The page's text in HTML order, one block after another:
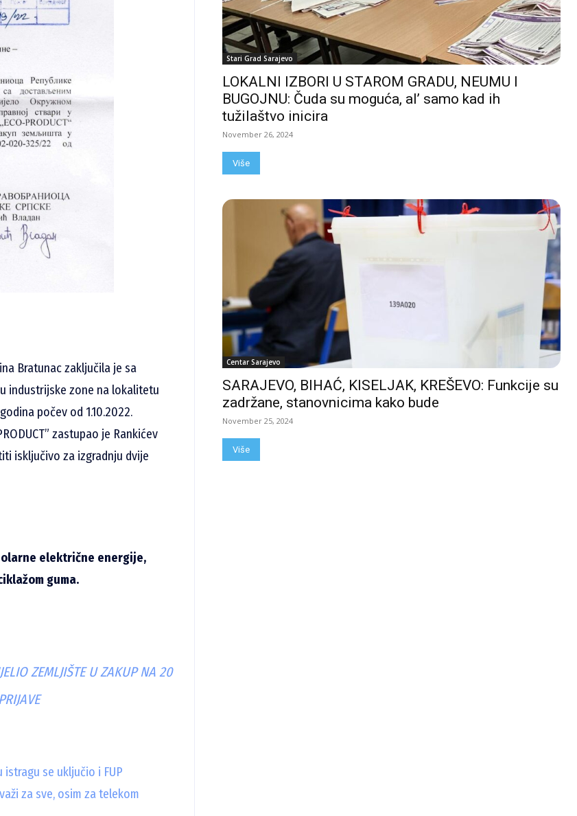
Bratunac zaključila je sa
industrijske zone na lokalitetu
počev od 1.10.2022.
zastupao je Rankićev
isključivo za izgradnju dvije
električne energije,
guma.
ZEMLJIŠTE U ZAKUP NA 20
se uključio i FUP
za sve, osim za telekom
Stari Grad Sarajevo
LOKALNI IZBORI U STAROM GRADU, NEUMU I
BUGOJNU: Čuda su moguća, al’ samo kad ih
tužilaštvo inicira
November 26, 2024
Više
Centar Sarajevo
SARAJEVO, BIHAĆ, KISELJAK, KREŠEVO: Funkcije su
zadržane, stanovnicima kako bude
November 25, 2024
Više